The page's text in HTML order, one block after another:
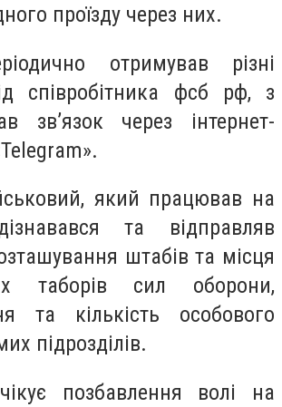
проїзду через них.
отримував різні
співробітника фсб рф, з
зв’язок через інтернет-
який працював на
та відправляв
штабів та місця
таборів сил оборони,
та кількість особового
підрозділів.
позбавлення волі на